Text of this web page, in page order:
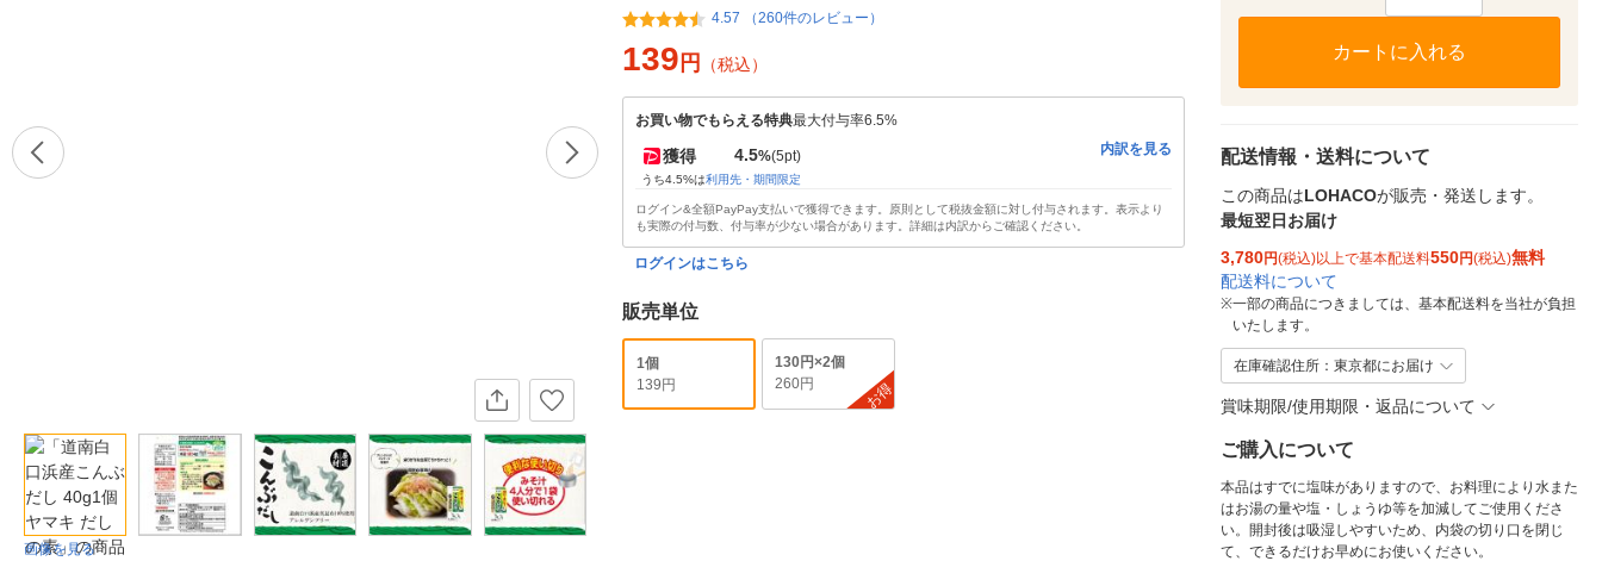
画像を見る
4.57 （260件のレビュー）
139 円 （税込）
お買い物でもらえる特典最大付与率6.5%
獲得 4.5%(5pt)
うち4.5%は利用先・期間限定
内訳を見る
ログイン&全額PayPay支払いで獲得できます。原則として税抜金額に対し付与されます。表示より
も実際の付与数、付与率が少ない場合があります。詳細は内訳からご確認ください。
ログインはこちら
販売単位
1個
139円
130円×2個
260円
お得
カートに入れる
配送情報・送料について
この商品はLOHACOが販売・発送します。
最短翌日お届け
3,780円(税込)以上で基本配送料550円(税込)無料
配送料について
※一部の商品につきましては、基本配送料を当社が負担
いたします。
在庫確認住所：東京都にお届け
賞味期限/使用期限・返品について
ご購入について
本品はすでに塩味がありますので、お料理により水また
はお湯の量や塩・しょうゆ等を加減してご使用くださ
い。開封後は吸湿しやすいため、内袋の切り口を閉じ
て、できるだけお早めにお使いください。